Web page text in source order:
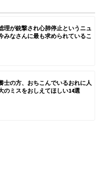
理が銃撃され心肺停止というニュ
みなさんに最も求められているこ
士の方、おちこんでいるおれに人
のミスをおしえてほしい14選